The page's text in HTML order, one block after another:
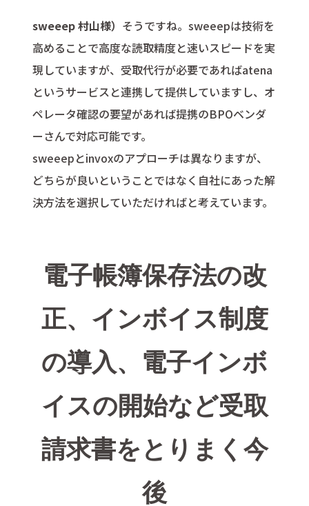
sweeep 村山様） そうですね。sweeepは技術を
高めることで高度な読取精度と速いスピードを実
現していますが、受取代行が必要であればatena
というサービスと連携して提供していますし、オ
ペレータ確認の要望があれば提携のBPOベンダ
ーさんで対応可能です。
sweeepとinvoxのアプローチは異なりますが、
どちらが良いということではなく自社にあった解
決方法を選択していただければと考えています。
電子帳簿保存法の改
正、インボイス制度
の導入、電子インボ
イスの開始など受取
請求書をとりまく今
後